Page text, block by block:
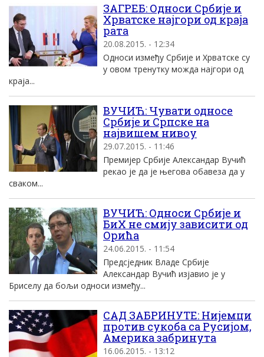
ЗАГРЕБ: Односи Србије и
Хрватске најгори од краја
рата
20.08.2015. - 12:34
Односи између Србије и Хрватске су
у овом тренутку можда најгори од
краја...
ВУЧИЋ: Чувати односе
Србије и Српске на
највишем нивоу
29.07.2015. - 11:46
Премијер Србије Александар Вучић
рекао је да је његова обавеза да у
сваком...
ВУЧИЋ: Односи Србије и
БиХ не смију зависити од
Орића
24.06.2015. - 11:54
Предсједник Владе Србије
Александар Вучић изјавио је у
Бриселу да бољи односи између...
САД ЗАБРИНУТЕ: Нијемци
против сукоба са Русијом,
Америка забринута
16.06.2015. - 13:12